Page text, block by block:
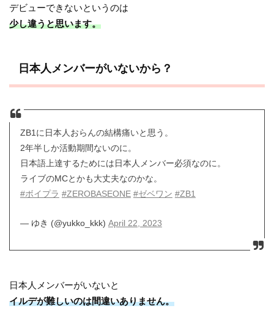
デビューできないというのは
少し違うと思います。
日本人メンバーがいないから？
ZB1に日本人おらんの結構痛いと思う。
2年半しか活動期間ないのに。
日本語上達するためには日本人メンバー必須なのに。
ライブのMCとかも大丈夫なのかな。
#ボイプラ #ZEROBASEONE #ゼベワン #ZB1
— ゆき (@yukko_kkk) April 22, 2023
日本人メンバーがいないと
イルデが難しいのは間違いありません。